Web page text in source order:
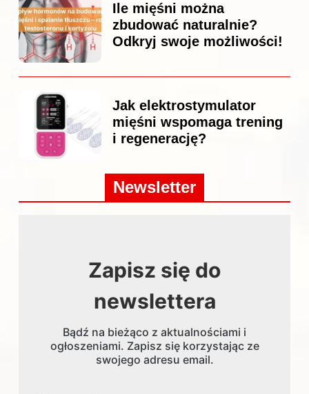
Ile mięśni można
zbudować naturalnie?
Odkryj swoje możliwości!
Jak elektrostymulator
mięśni wspomaga trening
i regenerację?
Newsletter
Zapisz się do
newslettera
Bądź na bieżąco z aktualnościami i
ogłoszeniami. Zapisz się korzystając ze
swojego adresu email.